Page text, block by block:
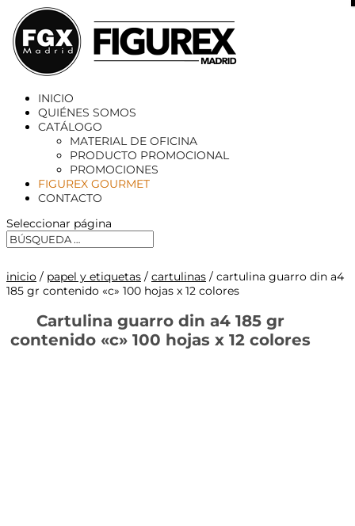
INICIO
QUIÉNES SOMOS
CATÁLOGO
MATERIAL DE OFICINA
PRODUCTO PROMOCIONAL
PROMOCIONES
FIGUREX GOURMET
CONTACTO
Seleccionar página
inicio / papel y etiquetas / cartulinas / cartulina guarro din a4
185 gr contenido «c» 100 hojas x 12 colores
Cartulina guarro din a4 185 gr
contenido «c» 100 hojas x 12 colores